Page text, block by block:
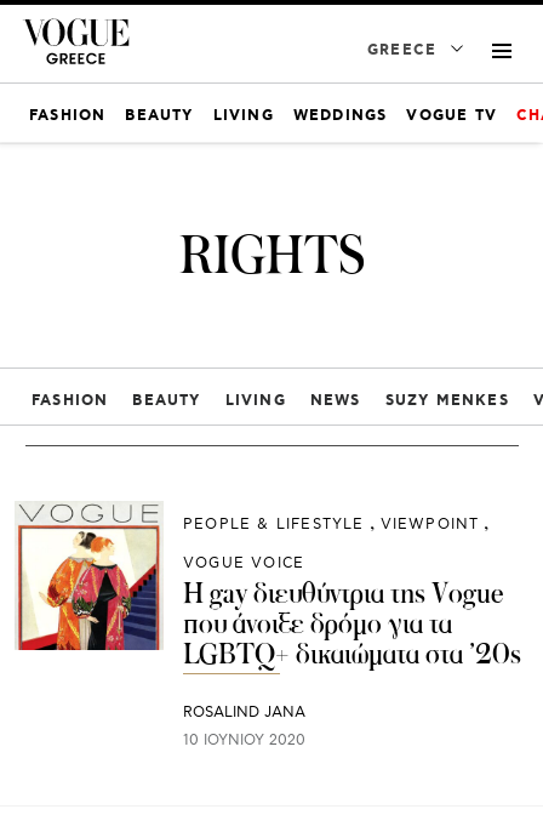
GREECE
FASHION BEAUTY LIVING WEDDINGS VOGUE TV
RIGHTS
FASHION BEAUTY LIVING NEWS SUZY MENKES
PEOPLE & LIFESTYLE VIEWPOINT
VOGUE VOICE
Η gay διευθύντρια της Vogue
που άνοιξε δρόμο για τα
LGBTQ+ δικαιώματα στα ’20s
ROSALIND JANA
10 ΙΟΥΝΊΟΥ 2020